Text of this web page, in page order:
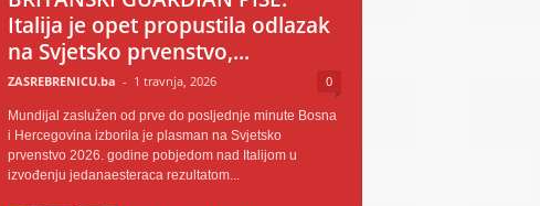
Italija je opet propustila odlazak
na Svjetsko prvenstvo,...
ZASREBRENICU.ba - 1 travnja, 2026 0
Mundijal zaslužen od prve do posljednje minute Bosna
i Hercegovina izborila je plasman na Svjetsko
prvenstvo 2026. godine pobjedom nad Italijom u
izvođenju jedanaesteraca rezultatom...